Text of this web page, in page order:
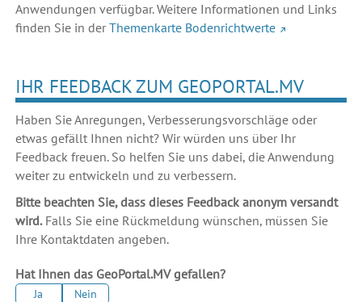
Anwendungen verfügbar. Weitere Informationen und Links
finden Sie in der Themenkarte Bodenrichtwerte
IHR FEEDBACK ZUM GEOPORTAL.MV
Haben Sie Anregungen, Verbesserungsvorschläge oder
etwas gefällt Ihnen nicht? Wir würden uns über Ihr
Feedback freuen. So helfen Sie uns dabei, die Anwendung
weiter zu entwickeln und zu verbessern.
Bitte beachten Sie, dass dieses Feedback anonym versandt
wird.Falls Sie eine Rückmeldung wünschen, müssen Sie
Ihre Kontaktdaten angeben.
Hat Ihnen das GeoPortal.MV gefallen?
Ja Nein